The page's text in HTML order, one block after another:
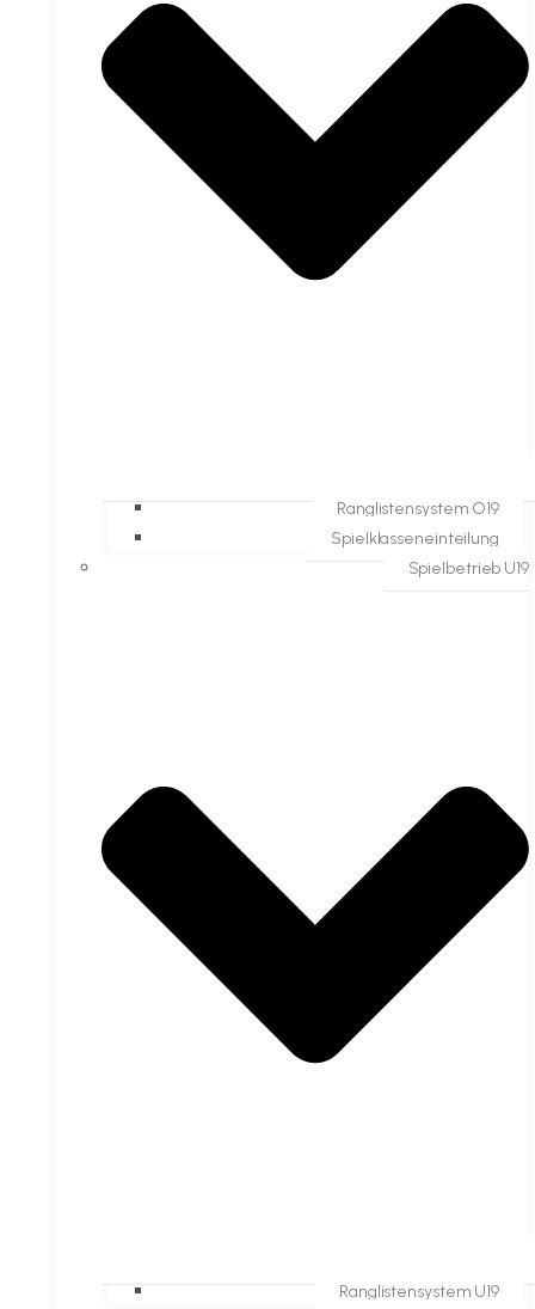
Ranglistensystem O19
Spielklasseneinteilung
Spielbetrieb U19
Ranglistensystem U19